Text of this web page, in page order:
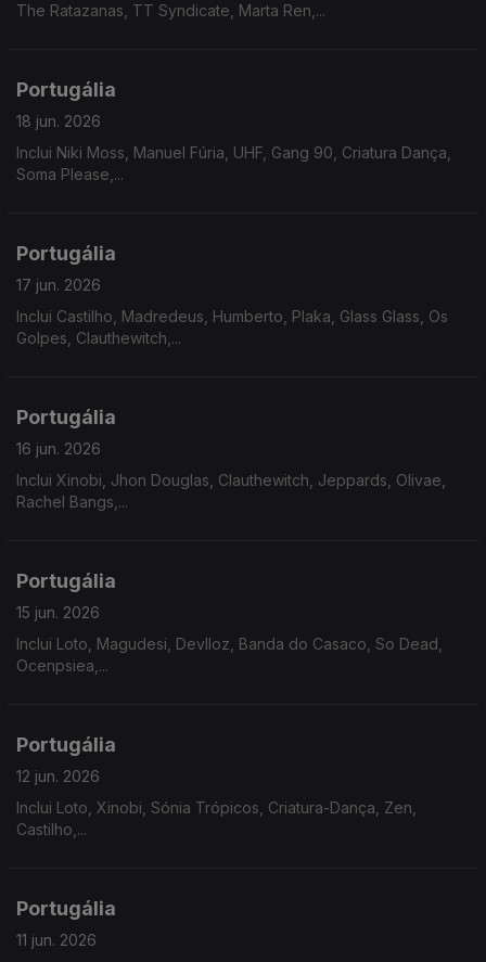
The Ratazanas, TT Syndicate, Marta Ren,...
Portugália
18 jun. 2026
Inclui Niki Moss, Manuel Fúria, UHF, Gang 90, Criatura Dança,
Soma Please,...
Portugália
17 jun. 2026
Inclui Castilho, Madredeus, Humberto, Plaka, Glass Glass, Os
Golpes, Clauthewitch,...
Portugália
16 jun. 2026
Inclui Xinobi, Jhon Douglas, Clauthewitch, Jeppards, Olivae,
Rachel Bangs,...
Portugália
15 jun. 2026
Inclui Loto, Magudesi, Devlloz, Banda do Casaco, So Dead,
Ocenpsiea,...
Portugália
12 jun. 2026
Inclui Loto, Xinobi, Sónia Trópicos, Criatura-Dança, Zen,
Castilho,...
Portugália
11 jun. 2026